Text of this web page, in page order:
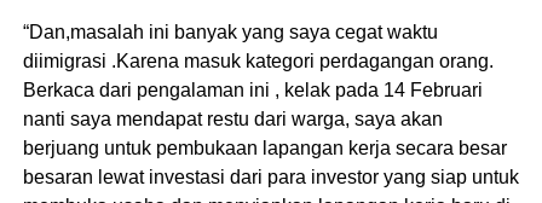
“Dan,masalah ini banyak yang saya cegat waktu
diimigrasi .Karena masuk kategori perdagangan orang.
Berkaca dari pengalaman ini , kelak pada 14 Februari
nanti saya mendapat restu dari warga, saya akan
berjuang untuk pembukaan lapangan kerja secara besar
besaran lewat investasi dari para investor yang siap untuk